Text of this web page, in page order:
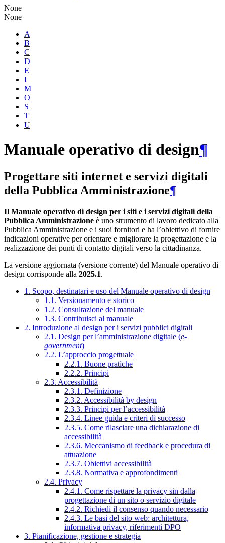
None
None
A
B
C
D
E
I
M
O
S
T
U
Manuale operativo di design¶
Progettare siti internet e servizi digitali
della Pubblica Amministrazione¶
Il Manuale operativo di design per i siti e i servizi digitali della
Pubblica Amministrazione è uno strumento di lavoro dedicato alla
Pubblica Amministrazione e i suoi fornitori e ha l’obiettivo di fornire
indicazioni operative per orientare e migliorare la progettazione e la
realizzazione dei punti di contatto digitali verso la cittadinanza.
La versione aggiornata (versione corrente) del Manuale operativo di
design corrisponde alla 2025.1.
1. Scopo, destinatari e uso del Manuale operativo di design
1.1. Versionamento e storico
1.2. Consultazione del manuale
1.3. Contribuisci al manuale
2. Introduzione al design per i servizi pubblici digitali
2.1. Design per l’amministrazione digitale (e-
government)
2.2. L’approccio progettuale
2.2.1. Buone pratiche
2.2.2. Principi
2.3. Accessibilità
2.3.1. Definizione
2.3.2. Accessibilità by design
2.3.3. Principi per l’accessibilità
2.3.4. Linee guida e criteri di successo
2.3.5. Come rilasciare una dichiarazione di
accessibilità
2.3.6. Meccanismo di feedback e procedura di
attuazione
2.3.7. Obiettivi accessibilità
2.3.8. Normativa e approfondimenti
2.4. Privacy
2.4.1. Come rispettare la privacy sin dalla
progettazione di un sito o servizio digitale
2.4.2. Richiedi il consenso quando necessario
2.4.3. Le basi del sito web: architettura,
informativa privacy, riferimenti DPO
3. Pianificazione, gestione e strategia